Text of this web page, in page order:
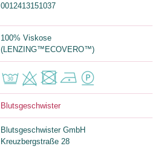
0012413151037
100% Viskose
(LENZING™ECOVERO™)
Blutsgeschwister
Blutsgeschwister GmbH
Kreuzbergstraße 28